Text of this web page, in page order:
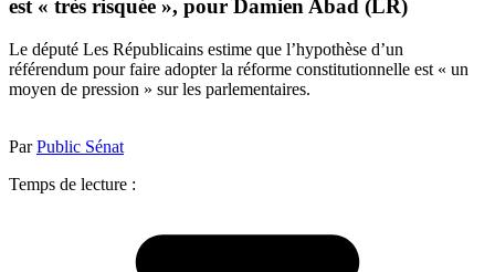
est « très risquée », pour Damien Abad (LR)
Le député Les Républicains estime que l’hypothèse d’un
référendum pour faire adopter la réforme constitutionnelle est « un
moyen de pression » sur les parlementaires.
ParPublic Sénat
Temps de lecture :